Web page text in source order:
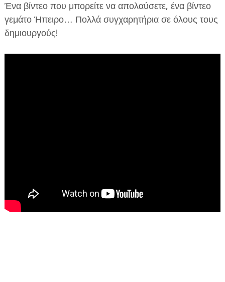
Ένα βίντεο που μπορείτε να απολαύσετε, ένα βίντεο
γεμάτο Ήπειρο… Πολλά συγχαρητήρια σε όλους τους
δημιουργούς!